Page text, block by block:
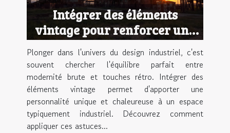
Intégrer des éléments
vintage pour renforcer une
ambiance industrielle
Plonger dans l'univers du design industriel, c'est
souvent chercher l'équilibre parfait entre
modernité brute et touches rétro. Intégrer des
éléments vintage permet d'apporter une
personnalité unique et chaleureuse à un espace
typiquement industriel. Découvrez comment
appliquer ces astuces...